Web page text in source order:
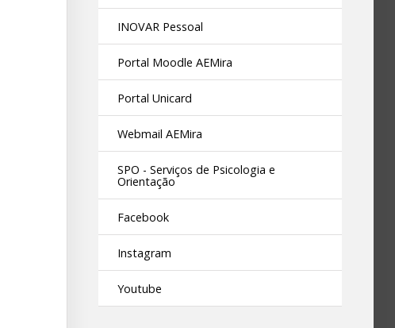
INOVAR Pessoal
Portal Moodle AEMira
Portal Unicard
Webmail AEMira
SPO - Serviços de Psicologia e
Orientação
Facebook
Instagram
Youtube